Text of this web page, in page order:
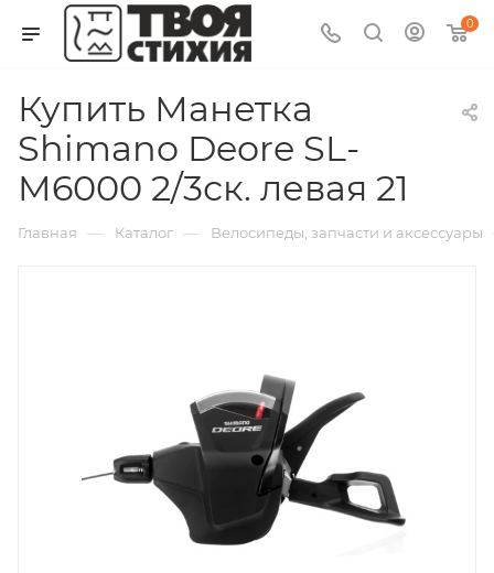
0
Купить Манетка
Shimano Deore SL-
M6000 2/3ск. левая 21
Главная — Каталог — Велосипеды, запчасти и аксессуары